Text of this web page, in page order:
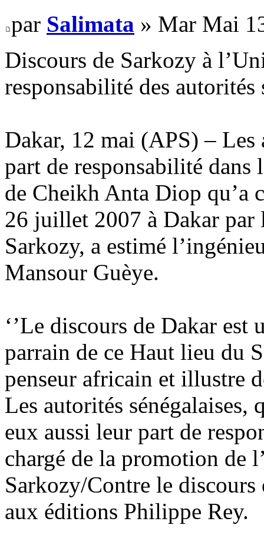
par Salimata » Mar Mai
Discours de Sarkozy à
responsabilité des autorités
Dakar, 12 mai (APS) – Les
part de responsabilité dans
de Cheikh Anta Diop qu’a
26 juillet 2007 à Dakar par
Sarkozy, a estimé
Mansour Guèye.
‘’Le discours de Dakar
parrain de ce Haut lieu du
penseur africain et illustre
Les autorités
eux aussi leur part de
chargé de la promotion de
Sarkozy/Contre le discours
aux éditions Philippe Rey.